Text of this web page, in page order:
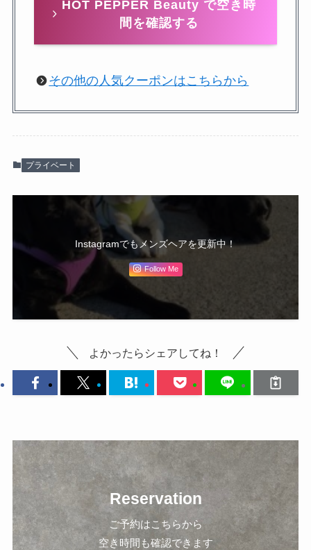
HOT PEPPER Beauty で空き時
間を確認する
その他の人気クーポンはこちらから
プライベート
Instagramでもメンズヘアを更新中！
Follow Me
よかったらシェアしてね！
Reservation
ご予約はこちらから
空き時間も確認できます